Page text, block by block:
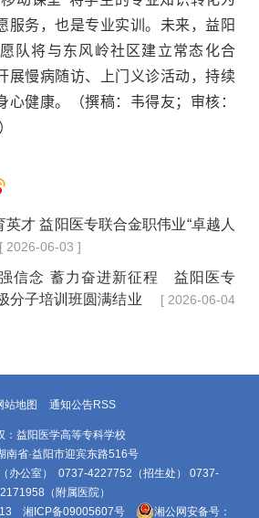
服务，也是专业实训。未来，益阳
队将与东风岭社区建立常态化合
展慢病随访、上门义诊活动，持续
心健康。（撰稿：韦得友；审核：
英才 益阳医专联合金职伟业“卓越人
[ 2026-06-03 ]
信念 蓄力奋进新征程 益阳医专
分子培训班圆满结业
[ 2026-06-04
站地图 通知公告RSS
：益阳医学高等专科学校
南省·益阳市迎宾东路516号
办公室） 0737-4227752（招生处） 0737-
2171958（附属医院）
湘ICP备09005607号 湘公网安备号：